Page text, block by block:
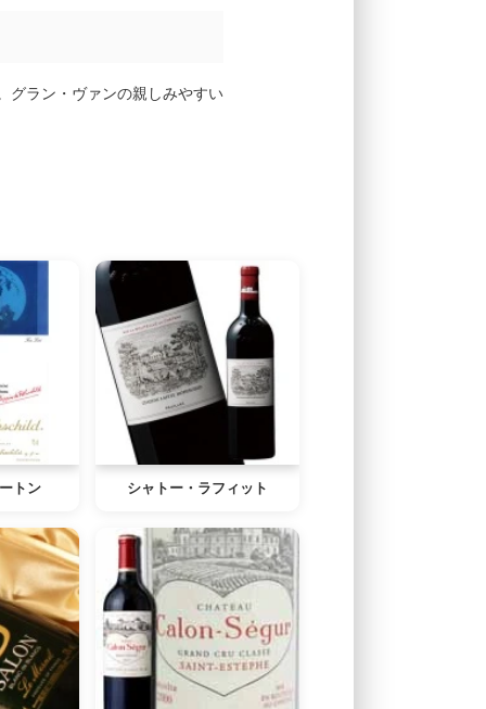
グラン・ヴァンの親しみやすい
トン シャトー・ラフィット